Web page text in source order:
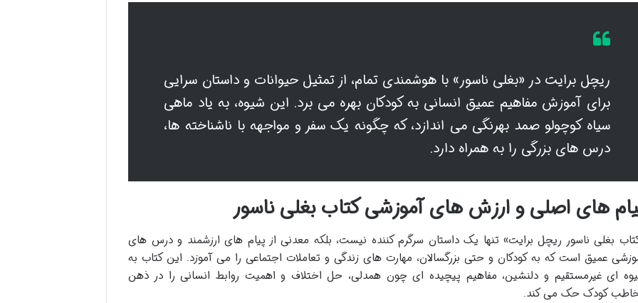
ریچل برایت در «بغلی ناسور» با هوشمندی تمام، از تمثیل حیوانات و داستان سرایی
برای آموزش مفاهیم عمیق انسانی به کودکان بهره می برد. این شیوه، به یاد ماهی
سیاه کوچولو صمد بهرنگی می اندازد، که چگونه یک سفر و مواجهه با ناشناخته ها،
درس های بزرگی را به همراه دارد.
های اصلی و ارزش های آموزشی کتاب بغلی ناسور
بغلی ناسور ریچل برایت» تنها یک داستان سرگرم کننده نیست، بلکه معدنی از پیام های ارزشمند و درس های
عمیق است که به کودکان و حتی بزرگسالان، مهارت های زندگی و تعاملات اجتماعی را می آموزد. این کتاب به
ای غیرمستقیم و دلنشین، مفاهیم پیچیده ای چون همدلی، حل اختلاف و اهمیت روابط انسانی را در ذهن
کودک حک می کند.